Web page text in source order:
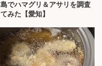
でハマグリ＆アサリを調査
てみた【愛知】